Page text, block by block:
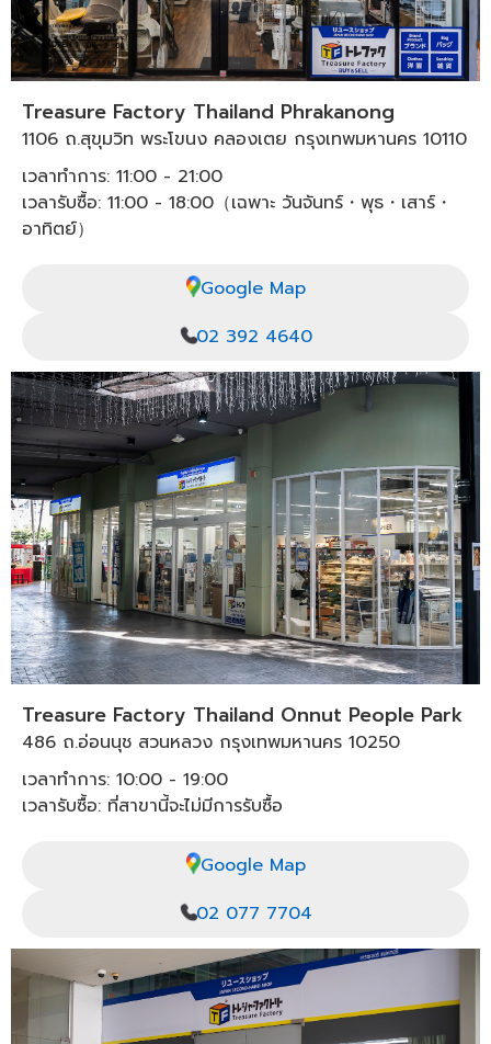
Treasure Factory Thailand Phrakanong
1106 ถ.สุขุมวิท พระโขนง คลองเตย กรุงเทพมหานคร 10110
เวลาทำการ: 11:00 - 21:00
เวลารับซื้อ: 11:00 - 18:00（เฉพาะ วันจันทร์・พุธ・เสาร์・
อาทิตย์）
Google Map
02 392 4640
Treasure Factory Thailand Onnut People Park
486 ถ.อ่อนนุช สวนหลวง กรุงเทพมหานคร 10250
เวลาทำการ: 10:00 - 19:00
เวลารับซื้อ: ที่สาขานี้จะไม่มีการรับซื้อ
Google Map
02 077 7704